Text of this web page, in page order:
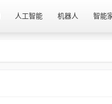
人工智能 机器人 智能